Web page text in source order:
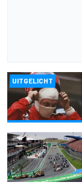
UITGELICHT